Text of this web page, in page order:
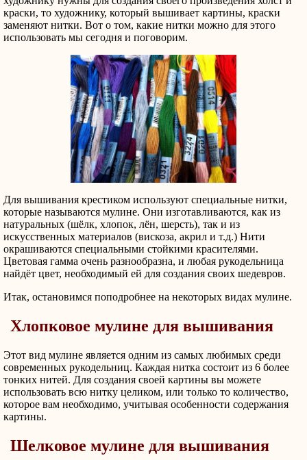
краски, то художнику, который вышивает картины, краски
заменяют нитки. Вот о том, какие нитки можно для этого
использовать мы сегодня и поговорим.
Для вышивания крестиком используют специальные нитки,
которые называются мулине. Они изготавливаются, как из
натуральных (шёлк, хлопок, лён, шерсть), так и из
искусственных материалов (вискоза, акрил и т.д.) Нити
окрашиваются специальными стойкими красителями.
Цветовая гамма очень разнообразна, и любая рукодельница
найдёт цвет, необходимый ей для создания своих шедевров.
Итак, остановимся поподробнее на некоторых видах мулине.
Хлопковое мулине для вышивания
Этот вид мулине является одним из самых любимых среди
современных рукодельниц. Каждая нитка состоит из 6 более
тонких нитей. Для создания своей картины вы можете
использовать всю нитку целиком, или только то количество,
которое вам необходимо, учитывая особенности содержания
картины.
Шелковое мулине для вышивания